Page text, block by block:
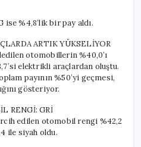
%4,8’lik bir pay aldı.
ARTIK YÜKSELİYOR
otomobillerin %40,0’ı
elektrikli araçlardan oluştu.
payının %50’yi geçmesi,
gösteriyor.
RENGİ: GRİ
edilen otomobil rengi %42,2
ile siyah oldu.